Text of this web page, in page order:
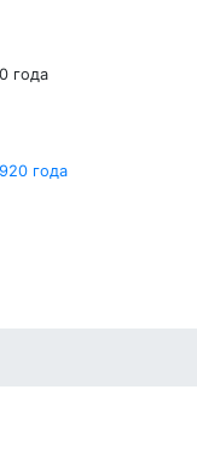
года
года